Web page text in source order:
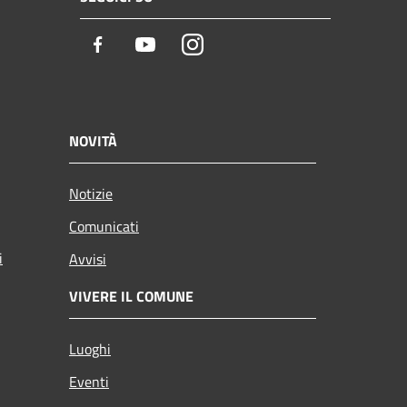
Facebook YoutubeInstagram
NOVITÀ
Notizie
Comunicati
Avvisi
VIVERE IL COMUNE
Luoghi
Eventi